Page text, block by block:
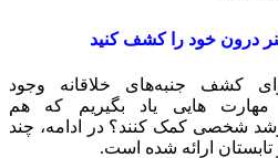
درون خود را کشف کنید
کشف جنبه‌های خلاقانه وجود
هایی یاد بگیریم که هم
شخصی کمک کنند؟ در ادامه، چند
ارائه شده است.